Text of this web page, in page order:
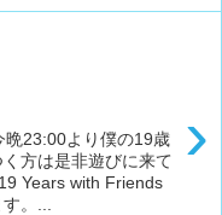
›
晩23:00より僕の19歳
方は是非遊びに来て
Years with Friends
。...